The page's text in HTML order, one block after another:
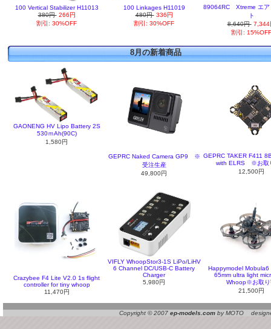
100 Vertical Stabilizer H11013
380円 266円
割引: 30%OFF
100 Linkages H11019
480円 336円
割引: 30%OFF
89064RC Xtreme エア
ト
8,640円 7,344
割引:
8月の新着商品
GAONENG HV Lipo Battery 2S
530ｍAh(90C)
1,580円
GEPRC Naked Camera GP9 ※
受注生産
49,800円
GEPRC TAKER F411
with ELRS ※お取
12,500円
Crazybee F4 Lite V2.0 1s flight
controller for tiny whoop
11,470円
VIFLY WhoopStor3-1S LiPo/LiHV
6 Channel DC/USB-C Battery
Charger
5,980円
Happymodel Mobula6
65mm ultra light
Whoop※お取り
21,500円
Copyright © 2007 ep-models.com by MOTO